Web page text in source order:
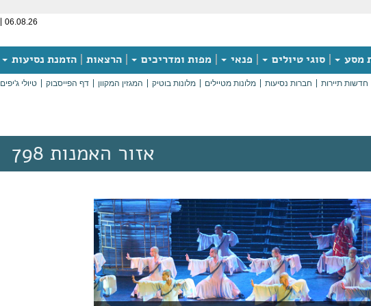
06.08.26
מסע סוגי טיולים פנאי מפות ומדריכים הרצאות הזמנת נסיעות
חדשות תיירות חברות נסיעות מלונות מטיילים מלונות בוטיק המגזין המקוון דף הפייסבוק טיולי ג'יפים
אזור האמנות 798